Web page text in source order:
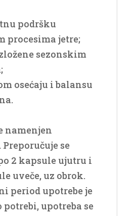
podršku
procesima jetre;
sezonskim
osećaju i balansu
namenjen
se
2 kapsule ujutru i
uveče, uz obrok.
period upotrebe je
potrebi, upotreba se